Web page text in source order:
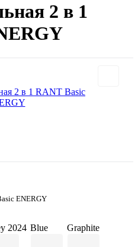
2 в 1
ENERGY
2024 Blue Graphite